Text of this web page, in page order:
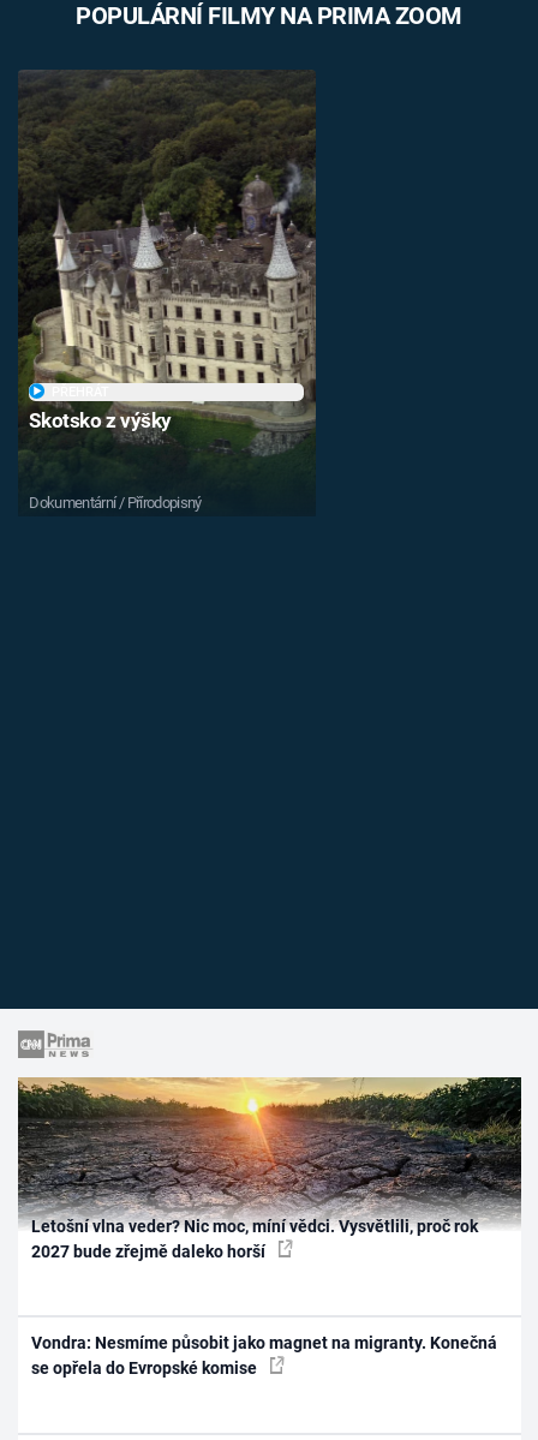
POPULÁRNÍ FILMY NA PRIMA ZOOM
Skotsko z výšky
Dokumentární / Přírodopisný
Letošní vlna veder? Nic moc, míní vědci. Vysvětlili, proč rok
2027 bude zřejmě daleko horší
Vondra: Nesmíme působit jako magnet na migranty. Konečná
se opřela do Evropské komise